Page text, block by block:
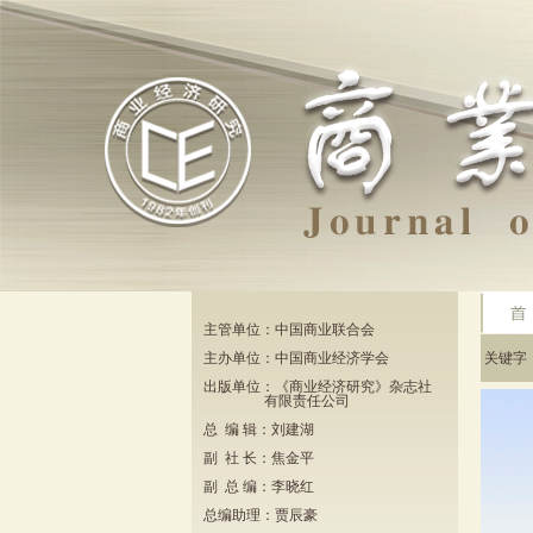
主管单位：中国商业联合会
主办单位：中国商业经济学会
出版单位：《商业经济研究》杂志社
有限责任公司
总 编 辑：刘建湖
副 社 长：焦金平
副 总 编：李晓红
总编助理：贾辰豪
关键字